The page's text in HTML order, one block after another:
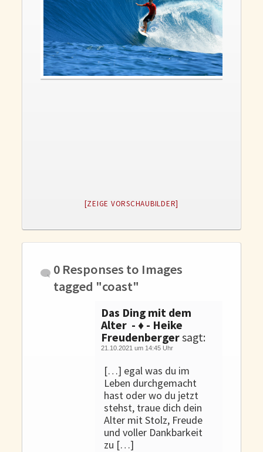
Gedanken und Gefühle
WunschLos Glücklichsein – und das ausgerechnet zu Weihnachten?
Bücher
Bücher
Momoko
[ZEIGE VORSCHAUBILDER]
0 Responses to Images
tagged "coast"
Das Ding mit dem
Alter - ♦ - Heike
Freudenbergersagt:
21.10.2021 um 14:45 Uhr
[…] egal was du im
Leben durchgemacht
hast oder wo du jetzt
stehst, traue dich dein
Alter mit Stolz, Freude
und voller Dankbarkeit
zu […]